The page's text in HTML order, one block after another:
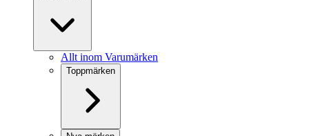
Allt inom Varumärken
Toppmärken